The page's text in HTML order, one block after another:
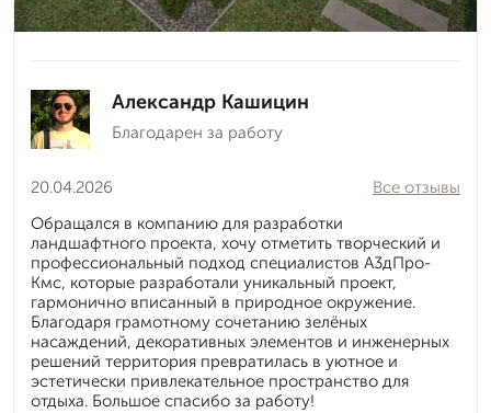
Александр Кашицин
Благодарен за работу
20.04.2026
Все отзывы
Обращался в компанию для разработки
ландшафтного проекта, хочу отметить творческий и
профессиональный подход специалистов А3дПро-
Кмс, которые разработали уникальный проект,
гармонично вписанный в природное окружение.
Благодаря грамотному сочетанию зелёных
насаждений, декоративных элементов и инженерных
решений территория превратилась в уютное и
эстетически привлекательное пространство для
отдыха. Большое спасибо за работу!